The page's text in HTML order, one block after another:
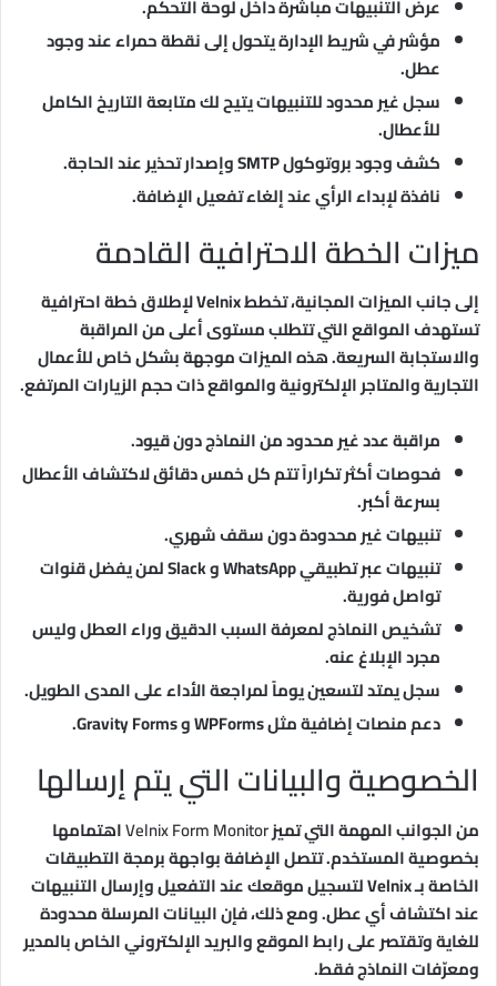
عرض التنبيهات مباشرة داخل لوحة التحكم.
مؤشر في شريط الإدارة يتحول إلى نقطة حمراء عند وجود
عطل.
سجل غير محدود للتنبيهات يتيح لك متابعة التاريخ الكامل
للأعطال.
كشف وجود بروتوكول SMTP وإصدار تحذير عند الحاجة.
نافذة لإبداء الرأي عند إلغاء تفعيل الإضافة.
ميزات الخطة الاحترافية القادمة
إلى جانب الميزات المجانية، تخطط Velnix لإطلاق خطة احترافية
تستهدف المواقع التي تتطلب مستوى أعلى من المراقبة
والاستجابة السريعة. هذه الميزات موجهة بشكل خاص للأعمال
التجارية والمتاجر الإلكترونية والمواقع ذات حجم الزيارات المرتفع.
مراقبة عدد غير محدود من النماذج دون قيود.
فحوصات أكثر تكراراً تتم كل خمس دقائق لاكتشاف الأعطال
بسرعة أكبر.
تنبيهات غير محدودة دون سقف شهري.
تنبيهات عبر تطبيقي WhatsApp و Slack لمن يفضل قنوات
تواصل فورية.
تشخيص النماذج لمعرفة السبب الدقيق وراء العطل وليس
مجرد الإبلاغ عنه.
سجل يمتد لتسعين يوماً لمراجعة الأداء على المدى الطويل.
دعم منصات إضافية مثل WPForms و Gravity Forms.
الخصوصية والبيانات التي يتم إرسالها
من الجوانب المهمة التي تميزVelnix Form Monitorاهتمامها
بخصوصية المستخدم. تتصل الإضافة بواجهة برمجة التطبيقات
الخاصة بـ Velnix لتسجيل موقعك عند التفعيل وإرسال التنبيهات
عند اكتشاف أي عطل. ومع ذلك، فإن البيانات المرسلة محدودة
للغاية وتقتصر على رابط الموقع والبريد الإلكتروني الخاص بالمدير
ومعرّفات النماذج فقط.